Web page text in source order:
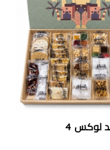
لوكس 4